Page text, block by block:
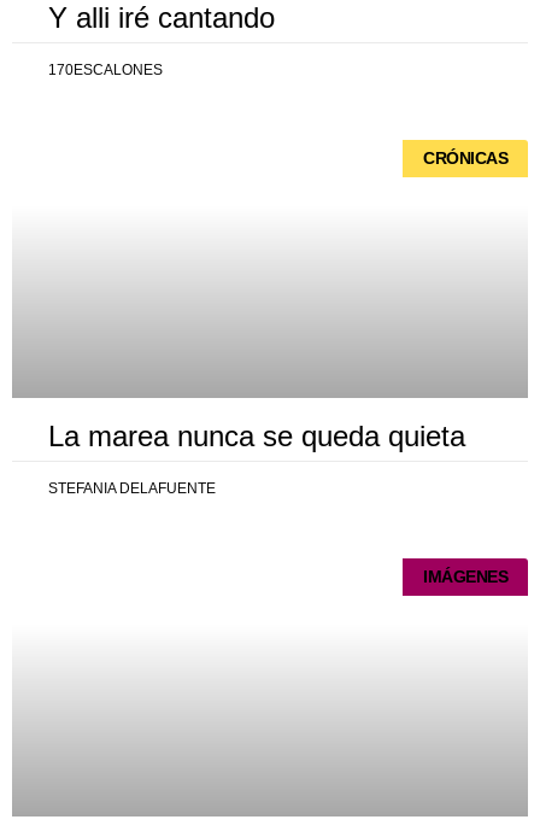
Y alli iré cantando
170ESCALONES
CRÓNICAS
La marea nunca se queda quieta
STEFANIA DELAFUENTE
IMÁGENES